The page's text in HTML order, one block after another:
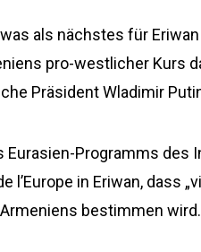
als nächstes für
pro-westlicher Kurs
Präsident Wladimir
Eurasien-Programms des
l’Europe in Eriwan, dass
bestimmen